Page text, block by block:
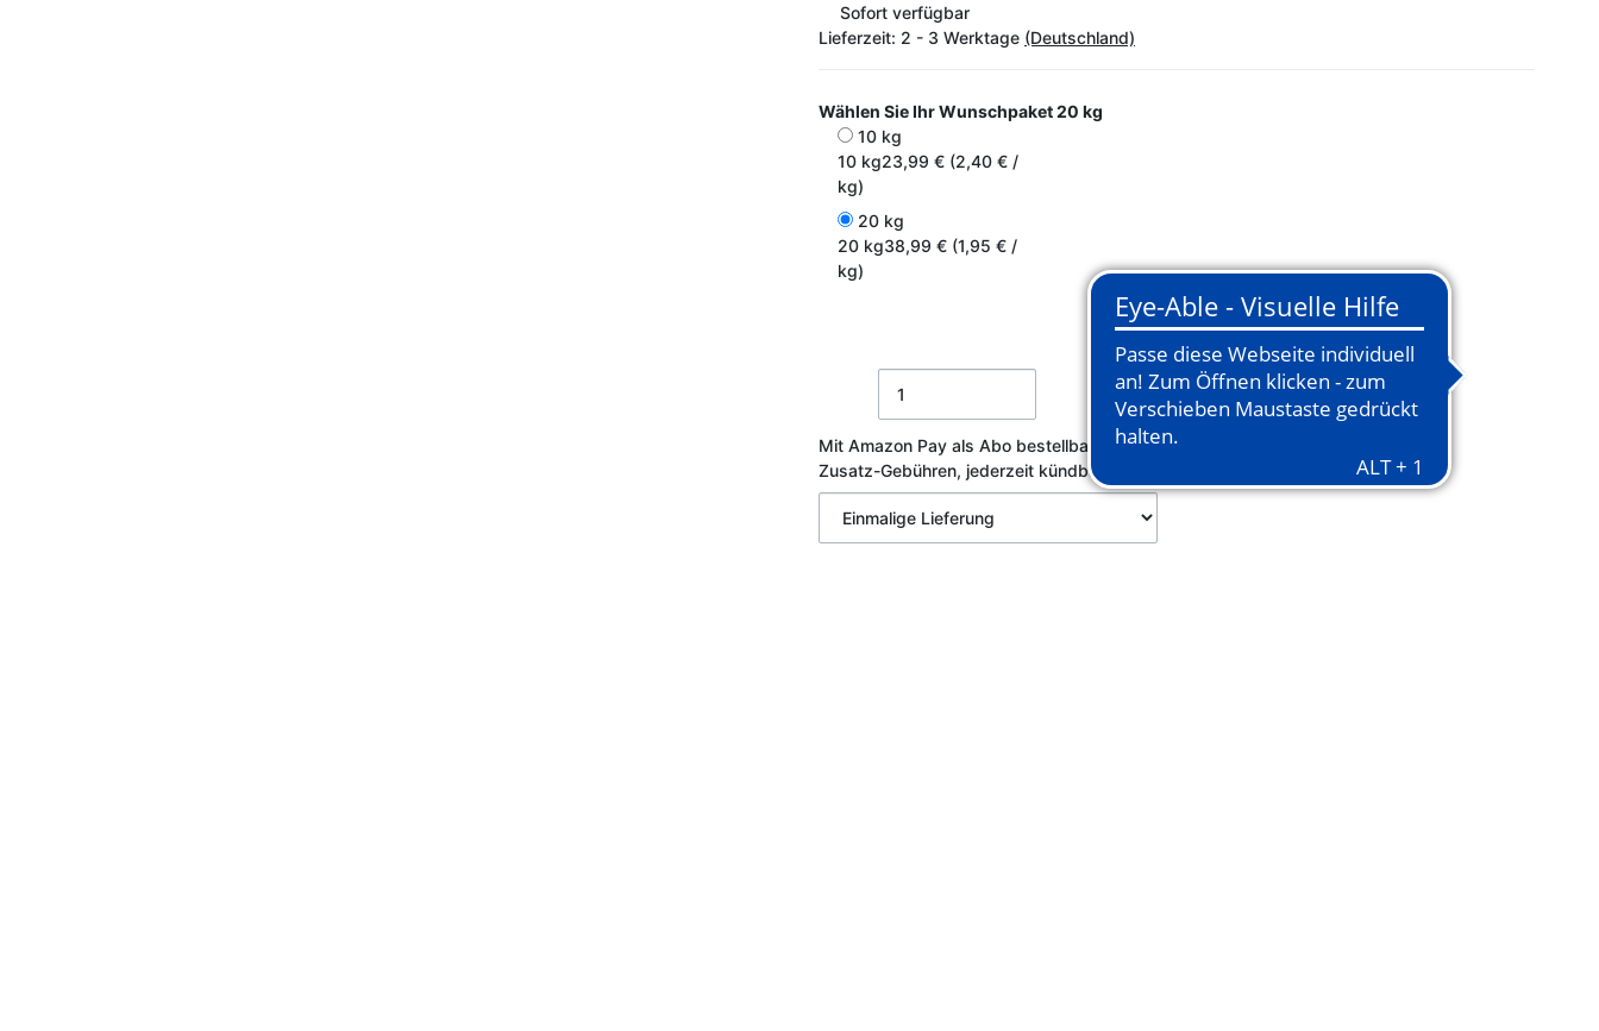
Sofort verfügbar
Lieferzeit: 2 - 3 Werktage (Deutschland)
Wählen Sie Ihr Wunschpaket20 kg
10 kg
10 kg23,99 € (2,40 € /
kg)
20 kg
20 kg38,99 € (1,95 € /
kg)
In den Warenkorb
Mit Amazon Pay als Abo bestellbar!
Keine
Zusatz-Gebühren, jederzeit kündbar.